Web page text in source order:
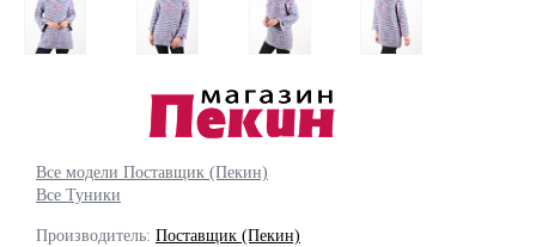
Все модели Поставщик (Пекин)
Все Туники
Производитель: Поставщик (Пекин)